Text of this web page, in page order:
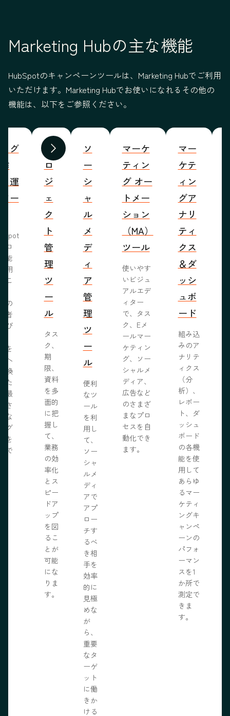
Marketing Hubの主な機能
HubSpotのキャンペーンツールは、Marketing Hubでご利用
いただけます。Marketing Hubでお使いになれるその他の
機能は、以下をご参照ください。
前へ 次へ
グ
運
ー
ロ
能
用
こ
の
者
び
を
へ
換
た
最
さ
な
グ
を
で
プ
ロ
ジ
ェ
ク
ト
管
理
ツ
ー
ル
タス
ク、
期
限、
資料
を多
面的
に把
握し
て、
業務
の効
率化
とス
ピー
ドア
ップ
を図
るこ
とが
可能
にな
りま
す。
ソ
ー
シ
ャ
ル
メ
デ
ィ
ア
管
理
ツ
ー
ル
便利
なツ
ール
を利
用し
て、
ソー
シャ
ルメ
ディ
アで
アプ
ロー
チす
るべ
き相
手を
効率
的に
見極
めな
が
ら、
重要
なタ
ーゲ
ット
に働
きか
ける
マーケ
ティン
グ オー
トメー
ション
（MA）
ツール
使いやす
いビジュ
アルエデ
ィター
で、タス
ク、Eメ
ールマー
ケティン
グ、ソー
シャルメ
ディア、
広告など
のさまざ
まなプロ
セスを自
動化でき
ます。
マー
ケテ
ィン
グア
ナリ
ティ
クス
＆ダ
ッシ
ュボ
ード
組み込
みのア
ナリテ
ィクス
（分
析）、
レポー
ト、ダ
ッシュ
ボード
の各機
能を使
用して
あらゆ
るマー
ケティ
ングキ
ャンペ
ーンの
パフォ
ーマン
スを1
か所で
測定で
きま
す。